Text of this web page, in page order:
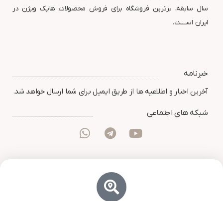
سال سابقه، برترین فروشگاه برای فروش محصولات هایک ویژن در
ایران اســــت.
خبرنامه
آخرین اخبار و اطلاعیه ها از طریق ایمیل برای شما ارسال خواهد شد.
شبکه های اجتماعی